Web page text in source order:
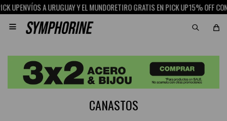
ENVÍOS A URUGUAY Y EL MUNDORETIRO GRATIS EN PICK UP15% OFF CON

CANASTOS